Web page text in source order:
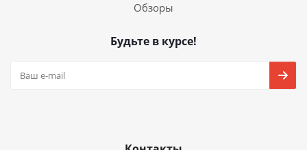
Обзоры
Будьте в курсе!